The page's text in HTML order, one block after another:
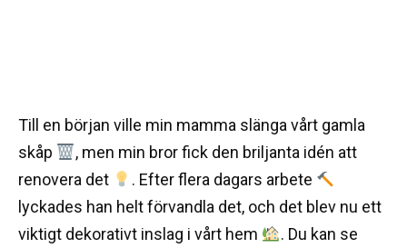
Till en början ville min mamma slänga vårt gamla
skåp
, men min bror fick den briljanta idén att
renovera det
. Efter flera dagars arbete
lyckades han helt förvandla det, och det blev nu ett
viktigt dekorativt inslag i vårt hem
. Du kan se